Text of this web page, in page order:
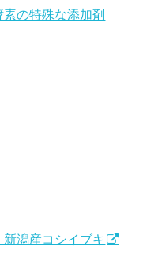
の特殊な添加剤
潟産コシイブキ